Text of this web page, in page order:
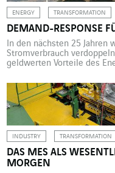
ENERGY TRANSFORMATION
DEMAND-RESPONSE
In den nächsten 25
Stromverbrauch
geldwerten Vorteile des
aktiv gemanagt werden,
Gleichgewicht zu halten.
eingesetzten
Stromverbrauch in […]
INDUSTRY TRANSFORMATION
DAS MES ALS
MORGEN